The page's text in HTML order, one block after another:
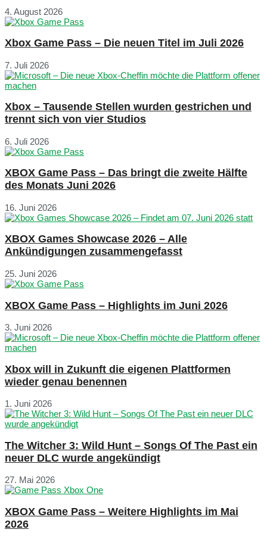
4. August 2026
Xbox Game Pass – Die neuen Titel im Juli 2026
7. Juli 2026
Xbox – Tausende Stellen wurden gestrichen und
trennt sich von vier Studios
6. Juli 2026
XBOX Game Pass – Das bringt die zweite Hälfte
des Monats Juni 2026
16. Juni 2026
XBOX Games Showcase 2026 – Alle
Ankündigungen zusammengefasst
25. Juni 2026
XBOX Game Pass – Highlights im Juni 2026
3. Juni 2026
Xbox will in Zukunft die eigenen Plattformen
wieder genau benennen
1. Juni 2026
The Witcher 3: Wild Hunt – Songs Of The Past ein
neuer DLC wurde angekündigt
27. Mai 2026
XBOX Game Pass – Weitere Highlights im Mai
2026